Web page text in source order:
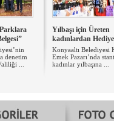
denetim
...
Yılbaşı için Üreten
kadınlardan
Konyaaltı Belediyesi
Emek Pazarı’nda
kadınlar yılbaşına ...